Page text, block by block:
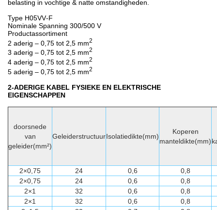
belasting in vochtige & natte omstandigheden.
Type H05VV‐F
Nominale Spanning 300/500 V
Productassortiment
2 aderig – 0,75 tot 2,5 mm2
3 aderig – 0,75 tot 2,5 mm2
4 aderig – 0,75 tot 2,5 mm2
5 aderig – 0,75 tot 2,5 mm2
2-ADERIGE KABEL FYSIEKE EN ELEKTRISCHE
EIGENSCHAPPEN
doorsnede
van
geleider(mm²)
GeleiderstructuurIsolatiedikte(mm)
Koperen
manteldikte(mm)
2×0,75 24 0,6
0,8
2×0,75
24 0,6
0,8
2×1
32 0,6
0,8
2×1
32 0,6
0,8